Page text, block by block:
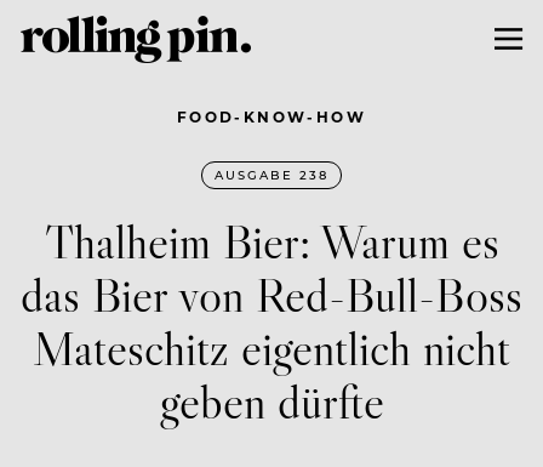
FOOD-KNOW-HOW
AUSGABE 238
Thalheim Bier: Warum es
das Bier von Red-Bull-Boss
Mateschitz eigentlich nicht
geben dürfte